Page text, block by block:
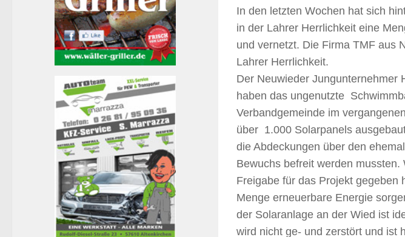
In den letzten Wochen hat sich
in der Lahrer Herrlichkeit eine
und vernetzt. Die Firma TMF aus
Lahrer Herrlichkeit.
Der Neuwieder Jungunternehmer
haben das ungenutzte
Verbandgemeinde im
über 1.000 Solarpanels
die Abdeckungen über den
Bewuchs befreit werden
Freigabe für das Projekt gegeben
Menge erneuerbare Energie
der Solaranlage an der Wied ist
wird nicht ge- und zerstört und ist